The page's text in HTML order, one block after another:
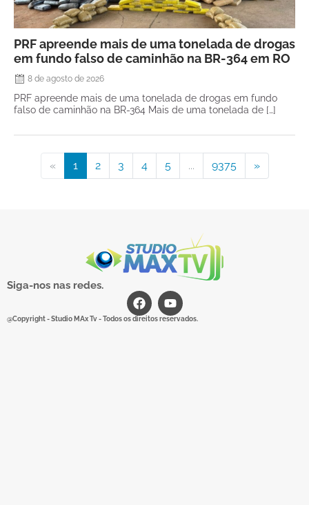
PRF apreende mais de uma tonelada de drogas
em fundo falso de caminhão na BR-364 em RO
8 de agosto de 2026
PRF apreende mais de uma tonelada de drogas em fundo
falso de caminhão na BR-364 Mais de uma tonelada de […]
« 1 2 3 4 5 ... 9375 »
Siga-nos nas redes.
@Copyright - Studio MAx Tv - Todos os direitos reservados.